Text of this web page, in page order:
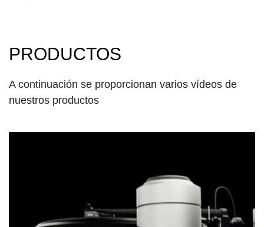
PRODUCTOS
A continuación se proporcionan varios vídeos de
nuestros productos